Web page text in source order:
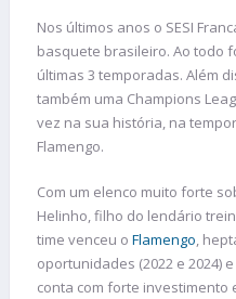
Nos últimos anos o SESI
basquete brasileiro. Ao todo
últimas 3 temporadas. Além
também uma Champions
vez na sua história, na
Flamengo.
Com um elenco muito forte
Helinho, filho do lendário
time venceu o Flamengo,
oportunidades (2022 e 2024)
conta com forte investimento